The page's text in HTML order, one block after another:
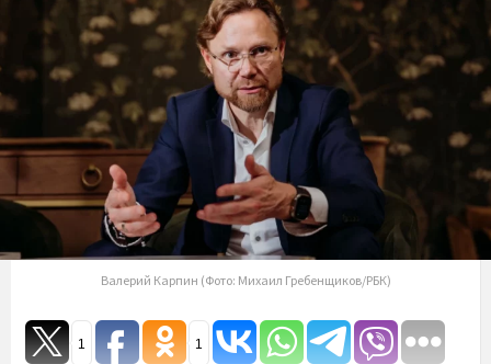
Валерий Карпин (Фото: Михаил Гребенщиков/РБК)
1 1